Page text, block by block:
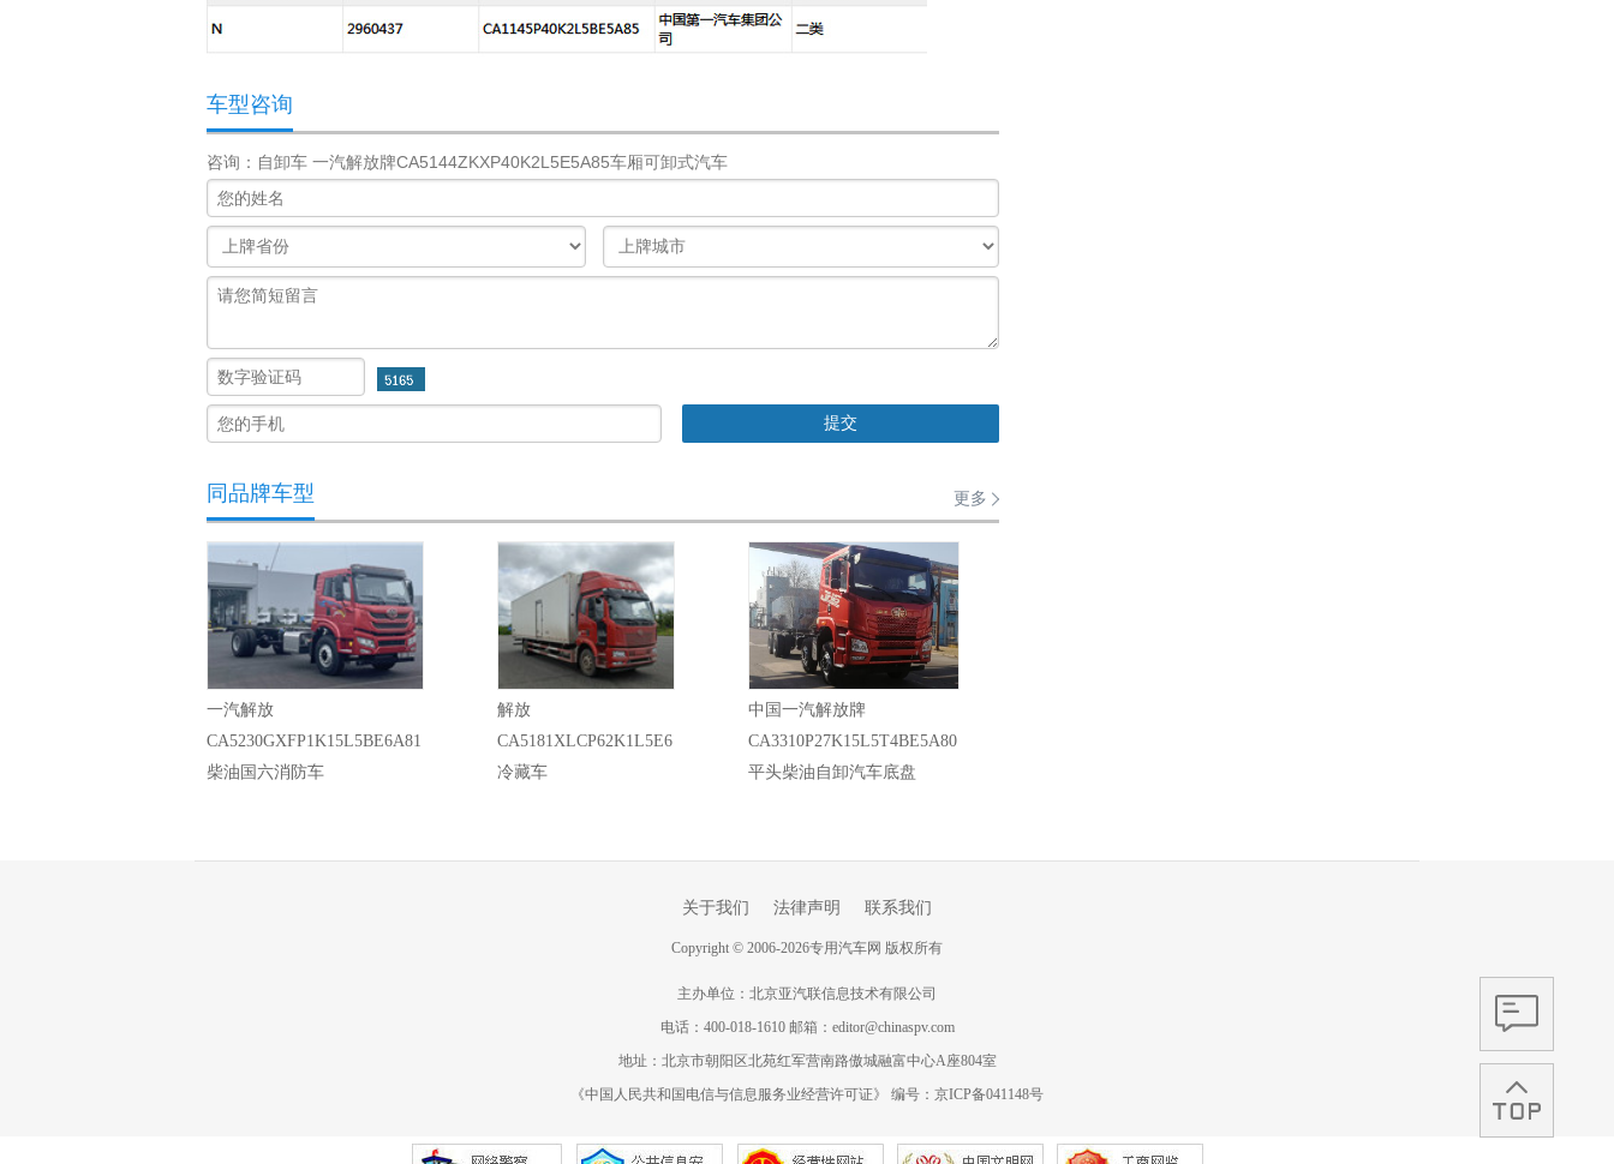
车型咨询
咨询：自卸车 一汽解放牌CA5144ZKXP40K2L5E5A85车厢可卸式汽车
同品牌车型 更多
一汽解放
CA5230GXFP1K15L5BE6A81
柴油国六消防车
解放
CA5181XLCP62K1L5E6
冷藏车
中国一汽解放牌
CA3310P27K15L5T4BE5A80
平头柴油自卸汽车底盘
关于我们 法律声明 联系我们
Copyright © 2006-2026专用汽车网 版权所有
主办单位：北京亚汽联信息技术有限公司
电话：400-018-1610 邮箱：editor@chinaspv.com
地址：北京市朝阳区北苑红军营南路傲城融富中心A座804室
《中国人民共和国电信与信息服务业经营许可证》 编号：京ICP备041148号